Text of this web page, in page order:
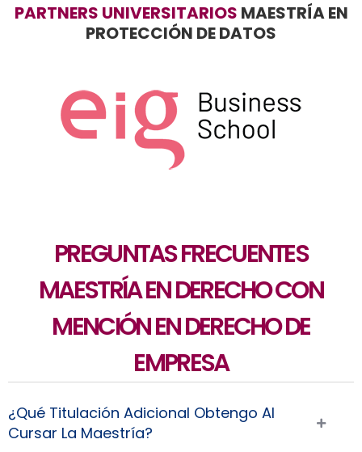
PARTNERS UNIVERSITARIOS MAESTRÍA EN
PROTECCIÓN DE DATOS
PREGUNTAS FRECUENTES
MAESTRÍA EN DERECHO CON
MENCIÓN EN DERECHO DE
EMPRESA
¿Qué Titulación Adicional Obtengo Al
Cursar La Maestría?